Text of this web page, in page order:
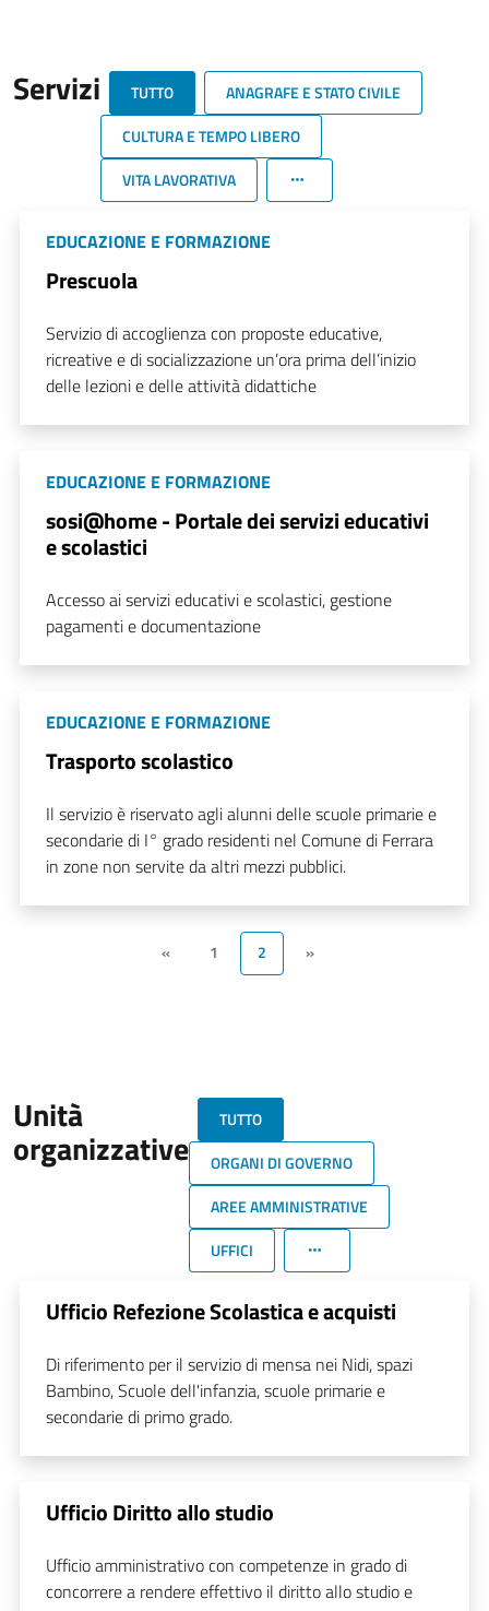
Servizi TUTTO
ANAGRAFE E STATO CIVILE
CULTURA E TEMPO LIBERO
VITA LAVORATIVA
EDUCAZIONE E FORMAZIONE
Prescuola
Servizio di accoglienza con proposte educative,
ricreative e di socializzazione un’ora prima dell’inizio
delle lezioni e delle attività didattiche
EDUCAZIONE E FORMAZIONE
sosi@home - Portale dei servizi educativi
e scolastici
Accesso ai servizi educativi e scolastici, gestione
pagamenti e documentazione
EDUCAZIONE E FORMAZIONE
Trasporto scolastico
Il servizio è riservato agli alunni delle scuole primarie e
secondarie di I° grado residenti nel Comune di Ferrara
in zone non servite da altri mezzi pubblici.
« 1 2 »
Unità
organizzative
TUTTO
ORGANI DI GOVERNO
AREE AMMINISTRATIVE
UFFICI
Ufficio Refezione Scolastica e acquisti
Di riferimento per il servizio di mensa nei Nidi, spazi
Bambino, Scuole dell'infanzia, scuole primarie e
secondarie di primo grado.
Ufficio Diritto allo studio
Ufficio amministrativo con competenze in grado di
concorrere a rendere effettivo il diritto allo studio e